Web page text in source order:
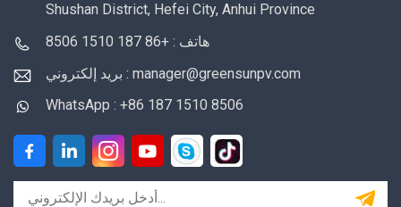
Shushan District, Hefei City, Anhui Province
هاتف : +86 187 1510 8506
بريد إلكتروني : manager@greensunpv.com
WhatsApp : +86 187 1510 8506